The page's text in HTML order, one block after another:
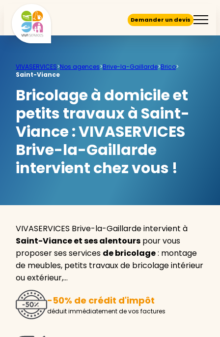
Demander un devis
VIVASERVICES>Nos agences>Brive-la-Gaillarde>Brico>
Saint-Viance
Bricolage à domicile et
petits travaux à Saint-
Viance :VIVASERVICES
Brive-la-Gaillarde
intervient chez vous !
VIVASERVICES Brive-la-Gaillarde intervient à
Saint-Viance et ses alentours pour vous
proposer ses services de bricolage: montage
de meubles, petits travaux de bricolage intérieur
ou extérieur,…
-50% de crédit d'impôt
déduit immédiatement de vos factures